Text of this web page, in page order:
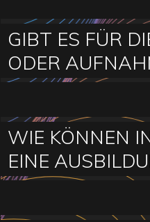
GIBT ES FÜR
ODER
WIE KÖNNEN
EINE